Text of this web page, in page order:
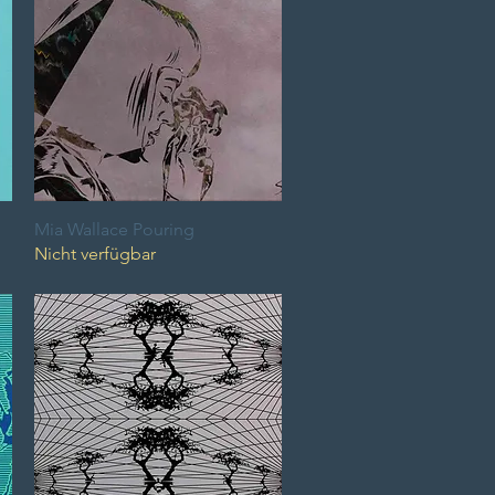
Schnellansicht
Mia Wallace Pouring
Nicht verfügbar